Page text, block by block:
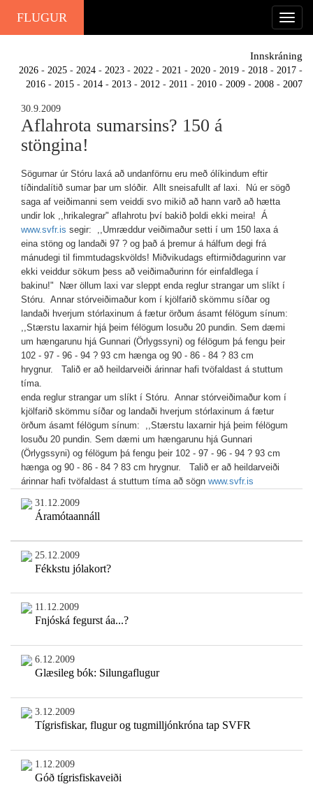
FLUGUR
Innskráning
2026 - 2025 - 2024 - 2023 - 2022 - 2021 - 2020 - 2019 - 2018 - 2017 -
2016 - 2015 - 2014 - 2013 - 2012 - 2011 - 2010 - 2009 - 2008 - 2007
30.9.2009
Aflahrota sumarsins? 150 á
stöngina!
Sögurnar úr Stóru laxá að undanförnu eru með ólíkindum eftir
tíðindalítið sumar þar um slóðir. Allt sneisafullt af laxi. Nú er sögð
saga af veiðimanni sem veiddi svo mikið að hann varð að hætta
undir lok ,,hrikalegrar" aflahrotu því bakið þoldi ekki meira! Á
www.svfr.is segir: ,,Umræddur veiðimaður setti í um 150 laxa á
eina stöng og landaði 97 ? og það á þremur á hálfum degi frá
mánudegi til fimmtudagskvölds! Miðvikudags eftirmiðdagurinn var
ekki veiddur sökum þess að veiðimaðurinn fór einfaldlega í
bakinu!" Nær öllum laxi var sleppt enda reglur strangar um slíkt í
Stóru. Annar stórveiðimaður kom í kjölfarið skömmu síðar og
landaði hverjum stórlaxinum á fætur örðum ásamt félögum sínum:
,,Stærstu laxarnir hjá þeim félögum losuðu 20 pundin. Sem dæmi
um hængarunu hjá Gunnari (Örlygssyni) og félögum þá fengu þeir
102 - 97 - 96 - 94 ? 93 cm hænga og 90 - 86 - 84 ? 83 cm
hrygnur. Talið er að heildarveiði árinnar hafi tvöfaldast á stuttum
tíma.
enda reglur strangar um slíkt í Stóru. Annar stórveiðimaður kom í
kjölfarið skömmu síðar og landaði hverjum stórlaxinum á fætur
örðum ásamt félögum sínum: ,,Stærstu laxarnir hjá þeim félögum
losuðu 20 pundin. Sem dæmi um hængarunu hjá Gunnari
(Örlygssyni) og félögum þá fengu þeir 102 - 97 - 96 - 94 ? 93 cm
hænga og 90 - 86 - 84 ? 83 cm hrygnur. Talið er að heildarveiði
árinnar hafi tvöfaldast á stuttum tíma að sögn www.svfr.is
31.12.2009
Áramótaannáll
25.12.2009
Fékkstu jólakort?
11.12.2009
Fnjóská fegurst áa...?
6.12.2009
Glæsileg bók: Silungaflugur
3.12.2009
Tígrisfiskar, flugur og tugmilljónkróna tap SVFR
1.12.2009
Góð tígrisfiskaveiði